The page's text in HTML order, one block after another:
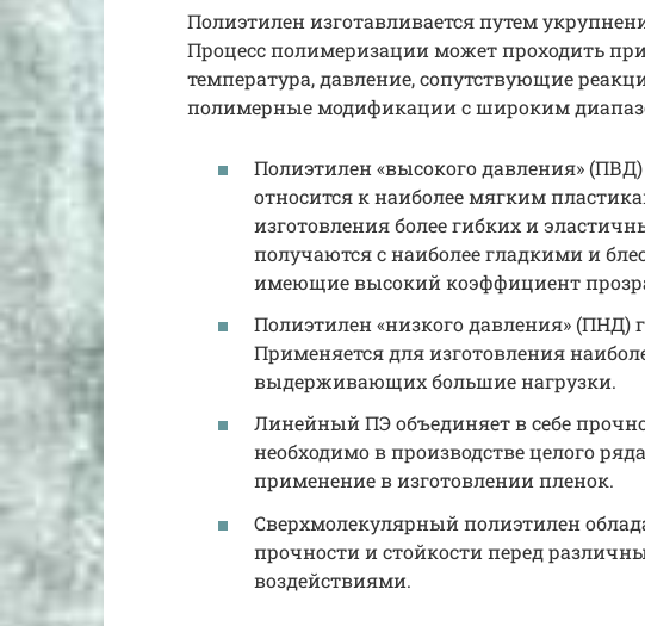
Полиэтилен изготавливается путем
Процесс полимеризации может проходить
температура, давление, сопутствующие
полимерные модификации с широким
Полиэтилен «высокого давления»
относится к наиболее мягким
изготовления более гибких и
получаются с наиболее гладкими и
имеющие высокий коэффициент
Полиэтилен «низкого давления» (ПНД)
Применяется для изготовления
выдерживающих большие нагрузки.
Линейный ПЭ объединяет в себе
необходимо в производстве целого
применение в изготовлении пленок.
Сверхмолекулярный полиэтилен
прочности и стойкости перед
воздействиями.